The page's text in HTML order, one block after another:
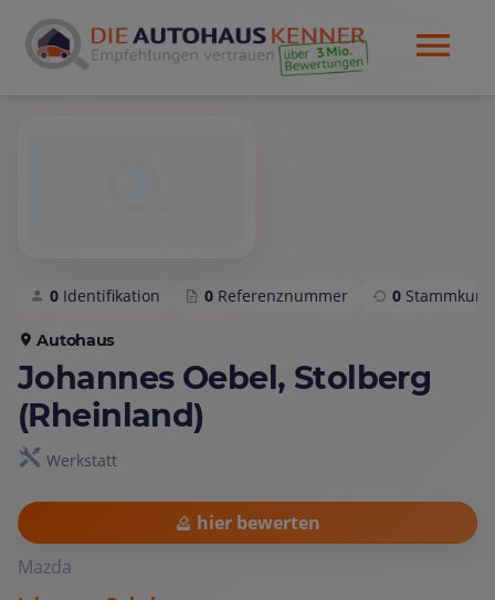
0 Identifikation 0 Referenznummer 0
Autohaus
Johannes Oebel, Stolberg
(Rheinland)
Werkstatt
hier bewerten
Mazda